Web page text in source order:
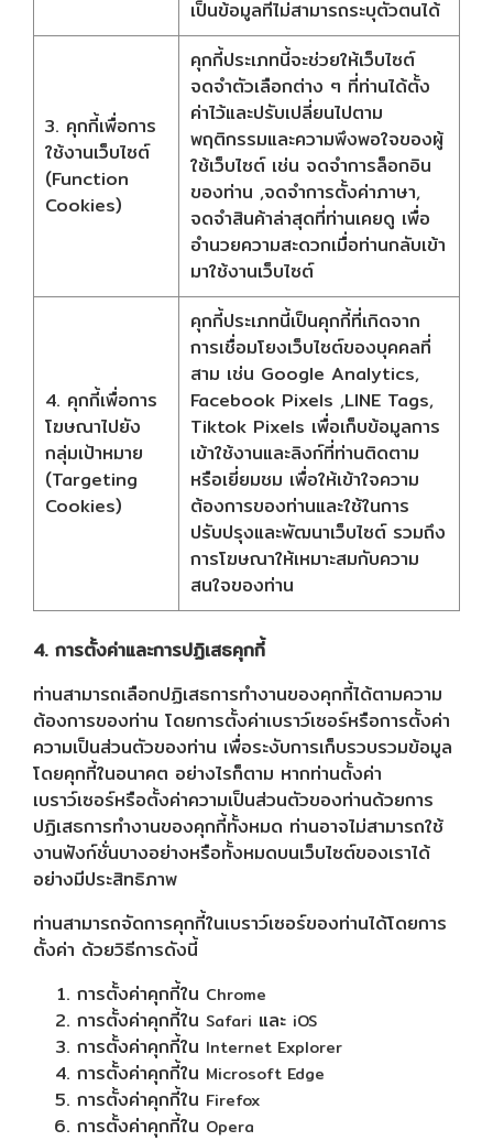
เป็นข้อมูลที่ไม่สามารถระบุตัวตนได้
3. คุกกี้เพื่อการ
ใช้งานเว็บไซต์
(Function
Cookies)
คุกกี้ประเภทนี้จะช่วยให้เว็บไซต์
จดจำตัวเลือกต่าง ๆ ที่ท่านได้ตั้ง
ค่าไว้และปรับเปลี่ยนไปตาม
พฤติกรรมและความพึงพอใจของผู้
ใช้เว็บไซต์ เช่น จดจำการล็อกอิน
ของท่าน ,จดจำการตั้งค่าภาษา,
จดจำสินค้าล่าสุดที่ท่านเคยดู เพื่อ
อำนวยความสะดวกเมื่อท่านกลับเข้า
มาใช้งานเว็บไซต์
4. คุกกี้เพื่อการ
โฆษณาไปยัง
กลุ่มเป้าหมาย
(Targeting
Cookies)
คุกกี้ประเภทนี้เป็นคุกกี้ที่เกิดจาก
การเชื่อมโยงเว็บไซต์ของบุคคลที่
สาม เช่น Google Analytics,
Facebook Pixels ,LINE Tags,
Tiktok Pixels เพื่อเก็บข้อมูลการ
เข้าใช้งานและลิงก์ที่ท่านติดตาม
หรือเยี่ยมชม เพื่อให้เข้าใจความ
ต้องการของท่านและใช้ในการ
ปรับปรุงและพัฒนาเว็บไซต์ รวมถึง
การโฆษณาให้เหมาะสมกับความ
สนใจของท่าน
4. การตั้งค่าและการปฏิเสธคุกกี้
ท่านสามารถเลือกปฏิเสธการทำงานของคุกกี้ได้ตามความ
ต้องการของท่าน โดยการตั้งค่าเบราว์เซอร์หรือการตั้งค่า
ความเป็นส่วนตัวของท่าน เพื่อระงับการเก็บรวบรวมข้อมูล
โดยคุกกี้ในอนาคต อย่างไรก็ตาม หากท่านตั้งค่า
เบราว์เซอร์หรือตั้งค่าความเป็นส่วนตัวของท่านด้วยการ
ปฏิเสธการทำงานของคุกกี้ทั้งหมด ท่านอาจไม่สามารถใช้
งานฟังก์ชั่นบางอย่างหรือทั้งหมดบนเว็บไซต์ของเราได้
อย่างมีประสิทธิภาพ
ท่านสามารถจัดการคุกกี้ในเบราว์เซอร์ของท่านได้โดยการ
ตั้งค่า ด้วยวิธีการดังนี้
การตั้งค่าคุกกี้ใน Chrome
การตั้งค่าคุกกี้ใน Safari และ iOS
การตั้งค่าคุกกี้ใน Internet Explorer
การตั้งค่าคุกกี้ใน Microsoft Edge
การตั้งค่าคุกกี้ใน Firefox
การตั้งค่าคุกกี้ใน Opera